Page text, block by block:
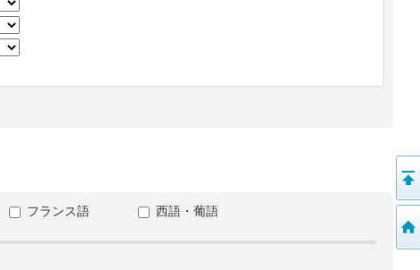
フランス語
西語・葡語